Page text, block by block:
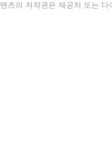
츠의 저작권은 제공처 또는